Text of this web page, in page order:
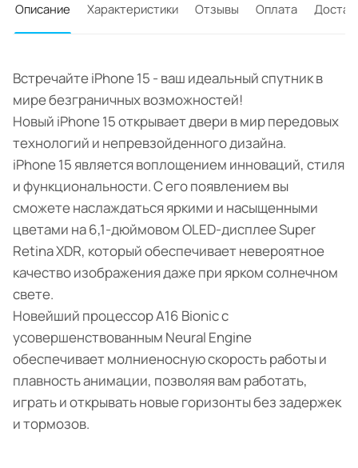
Описание Характеристики Отзывы Оплата
Встречайте iPhone 15 - ваш идеальный спутник в
мире безграничных возможностей!
Новый iPhone 15 открывает двери в мир передовых
технологий и непревзойденного дизайна.
iPhone 15 является воплощением инноваций, стиля
и функциональности. С его появлением вы
сможете наслаждаться яркими и насыщенными
цветами на 6,1-дюймовом OLED-дисплее Super
Retina XDR, который обеспечивает невероятное
качество изображения даже при ярком солнечном
свете.
Новейший процессор A16 Bionic с
усовершенствованным Neural Engine
обеспечивает молниеносную скорость работы и
плавность анимации, позволяя вам работать,
играть и открывать новые горизонты без задержек
и тормозов.